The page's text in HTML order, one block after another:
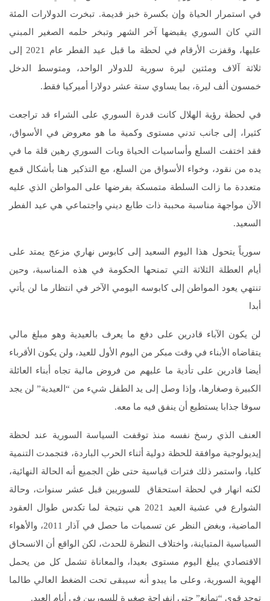
في استمرار الحياة وإن بكسرة خبز قديمة. تبخرت الدولارات المئة
التي كان السوري يقبضها آخر الشهر وتبخر حلمه الصغير المبني
عليها، وقفزت الأرقام في لحظة ما قبل عيد الفطر عام 2021 إلى
ثلاثة آلاف ومئتين ليرة سورية للدولار الواحد، ومتوسط الدخل
خمسون ألف ليرة، بما يساوي ستة عشر دولارا أميركيا فقط.
في لحظة رؤية الهلال كانت قدرة السوري على الشراء قد تراجعت
كثيرا، إلى جانب تدني مستوى وكمية ما هو معروض في الأسواق،
فقد اختفت السلع وأساسيات الحياة وبات السوري رهين قلة ما في
يده من نقود، وخواء الأسواق من السلع، مع التذكير هنا بأشكال قمع
متعددة ما زالت السلطة متمسكة بفرضها على المواطن الذي عليه
الآن مواجهة مناسبة محببة ذات طابع ديني واجتماعي هي عيد الفطر
السعيد.
سورياً يتحول هذا اليوم السعيد إلى كابوس نهاري مزعج يمتد على
أيام العطلة الثلاثة التي تمنحها الحكومة في هذه المناسبة، وحين
تنتهي يعود المواطن إلى كابوسه اليومي الآخر في انتظار ما لن يأتي
أبدا
لن يكون الآباء قادرين على دفع ما يعرف بالعيدية وهو مبلغ مالي
يتقاضاه الأبناء في وقت مبكر من اليوم الأول للعيد، ولن يكون الأقرباء
أيضا قادرين على تأدية ما عليهم من فروض مالية تجاه أبناء العائلة
الكبيرة وصغارها، وإذا وصل إلى يد الطفل شيء من “العيدية” لن يجد
سوقا جذابا يستطيع أن ينفق فيه ما معه.
العنف الذي رسخ نفسه منذ توقفت السياسة السورية عند لحظة
إيديولوجية موافقة للحظة دولية أثناء الحرب الباردة، فتجمدت التنمية
كليا، واستمر ذلك فترات قياسية حتى ظن الجميع أنه الحالة النهائية،
لكنه انهار في لحظة استحقاق للسوريين قبل عشر سنوات، وحالة
الشوارع في عشية العيد 2021 هي نتيجة لما تكدس طوال العقود
الماضية، وبغض النظر عن تسميات ما حصل في آذار 2011، والأهواء
السياسية المتباينة، واختلاف النظرة للحدث، لكن الواقع أن الانسحاق
الاقتصادي يبلغ اليوم مستوى بعيدا، والمعاناة تشمل كل من يحمل
الهوية السورية، وعلى ما يبدو أنه سيبقى تحت الضغط العالي طالما
توجد قوى “تمانع” حتى انفراجة صغيرة للسوريين في أيام العيد.